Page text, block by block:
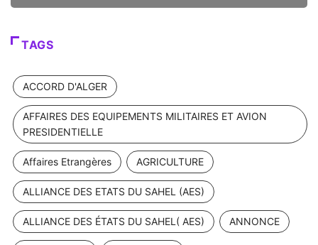
TAGS
ACCORD D'ALGER
AFFAIRES DES EQUIPEMENTS MILITAIRES ET AVION
PRESIDENTIELLE
Affaires Etrangères AGRICULTURE
ALLIANCE DES ETATS DU SAHEL (AES)
ALLIANCE DES ÉTATS DU SAHEL( AES) ANNONCE